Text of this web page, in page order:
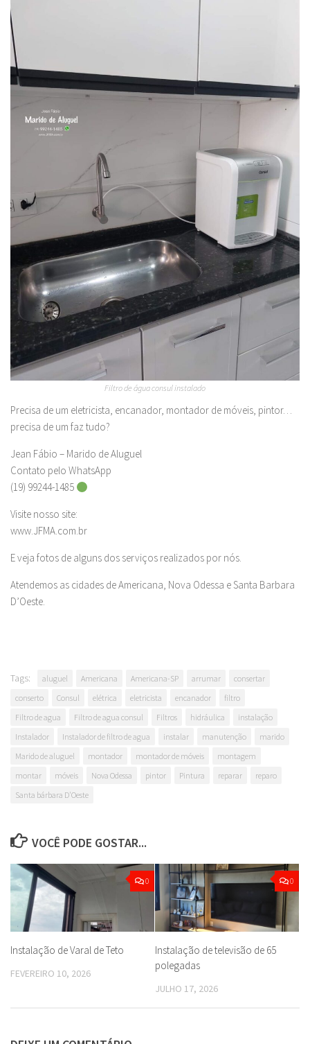
Filtro de água consul instalado
Precisa de um eletricista, encanador, montador de móveis, pintor…
precisa de um faz tudo?
Jean Fábio – Marido de Aluguel
Contato pelo WhatsApp
(19) 99244-1485
Visite nosso site:
www.JFMA.com.br
E veja fotos de alguns dos serviços realizados por nós.
Atendemos as cidades de Americana, Nova Odessa e Santa Barbara
D’Oeste.
Tags: aluguel Americana Americana-SP arrumar
consertar
conserto
Consul elétrica eletricista encanador
filtro
Filtro de agua
Filtro de agua consul Filtros hidráulica
instalação
Instalador
Instalador de filtro de agua instalar manutenção
marido
Marido de aluguel
montador montador de móveis
montagem
montar
móveis Nova Odessa pintor Pintura reparar
reparo
Santa bárbara D'Oeste
VOCÊ PODE GOSTAR...
0
Instalação de Varal de Teto
FEVEREIRO 10, 2026
0
Instalação de televisão de 65
polegadas
JULHO 17, 2026